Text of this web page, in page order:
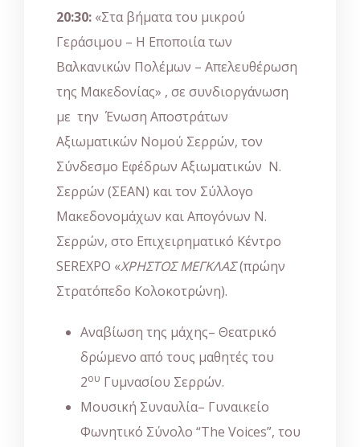
20:30: «Στα βήματα του μικρού
Γεράσιμου – Η Εποποιία των
Βαλκανικών Πολέμων – Απελευθέρωση
της Μακεδονίας» , σε συνδιοργάνωση
με την Ένωση Αποστράτων
Αξιωματικών Νομού Σερρών, τον
Σύνδεσμο Εφέδρων Αξιωματικών Ν.
Σερρών (ΣΕΑΝ) και τον Σύλλογο
Μακεδονομάχων και Απογόνων Ν.
Σερρών, στο Επιχειρηματικό Κέντρο
SEREXPO «ΧΡΗΣΤΟΣ ΜΕΓΚΛΑΣ(πρώην
Στρατόπεδο Κολοκοτρώνη).
Αναβίωση της μάχης– Θεατρικό
δρώμενο από τους μαθητές του
2ου Γυμνασίου Σερρών.
Μουσική Συναυλία– Γυναικείο
Φωνητικό Σύνολο “The Voices”, του